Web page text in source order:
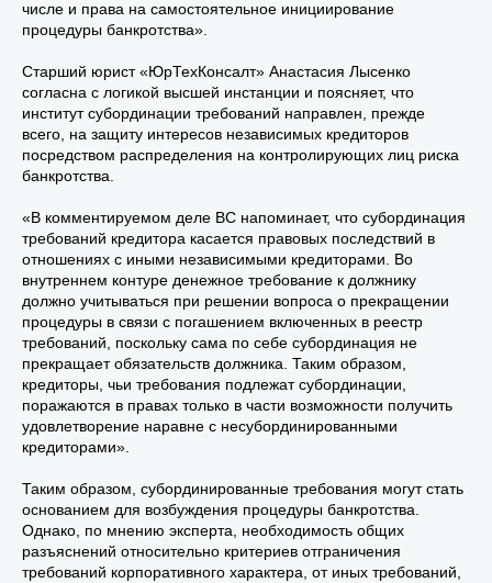
числе и права на самостоятельное инициирование
процедуры банкротства».
Старший юрист «ЮрТехКонсалт» Анастасия Лысенко
согласна с логикой высшей инстанции и поясняет, что
институт субординации требований направлен, прежде
всего, на защиту интересов независимых кредиторов
посредством распределения на контролирующих лиц риска
банкротства.
«В комментируемом деле ВС напоминает, что субординация
требований кредитора касается правовых последствий в
отношениях с иными независимыми кредиторами. Во
внутреннем контуре денежное требование к должнику
должно учитываться при решении вопроса о прекращении
процедуры в связи с погашением включенных в реестр
требований, поскольку сама по себе субординация не
прекращает обязательств должника. Таким образом,
кредиторы, чьи требования подлежат субординации,
поражаются в правах только в части возможности получить
удовлетворение наравне с несубординированными
кредиторами».
Таким образом, субординированные требования могут стать
основанием для возбуждения процедуры банкротства.
Однако, по мнению эксперта, необходимость общих
разъяснений относительно критериев отграничения
требований корпоративного характера, от иных требований,